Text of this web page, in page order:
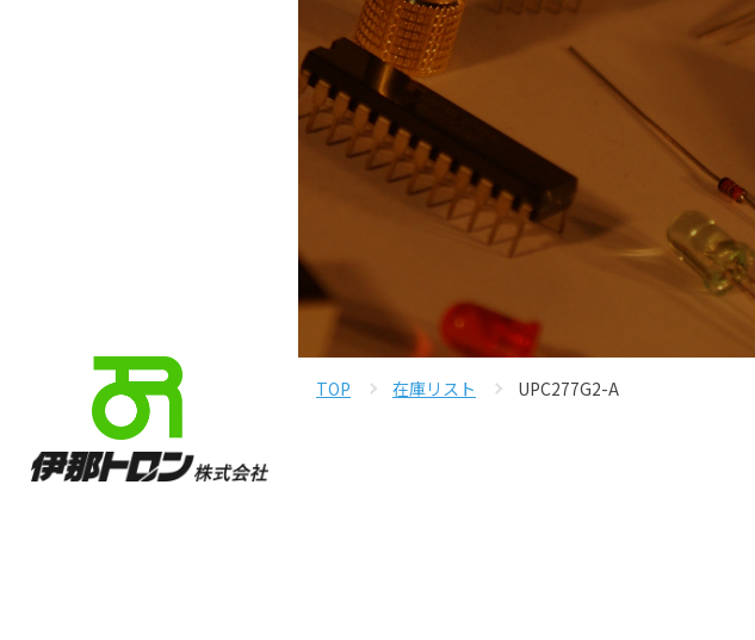
TOP 在庫リスト UPC277G2-A